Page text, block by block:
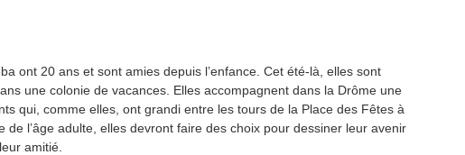
ont 20 ans et sont amies depuis l’enfance. Cet été-là, elles sont
une colonie de vacances. Elles accompagnent dans la Drôme une
qui, comme elles, ont grandi entre les tours de la Place des Fêtes à
de l’âge adulte, elles devront faire des choix pour dessiner leur avenir
amitié.